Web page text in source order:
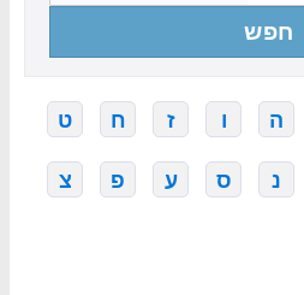
חפש
ה ו ז ח ט
נ ס ע פ צ